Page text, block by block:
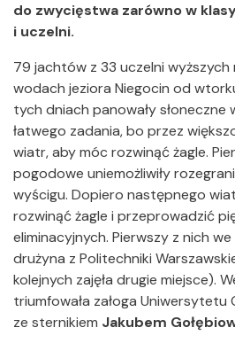
do zwycięstwa zarówno w
i uczelni.
79 jachtów z 33 uczelni wyższych
wodach jeziora Niegocin od
tych dniach panowały słoneczne
łatwego zadania, bo przez
wiatr, aby móc rozwinąć żagle.
pogodowe uniemożliwiły
wyścigu. Dopiero następnego
rozwinąć żagle i przeprowadzić
eliminacyjnych. Pierwszy z nich
drużyna z Politechniki
kolejnych zajęła drugie miejsce).
triumfowała załoga Uniwersytetu
ze sternikiem Jakubem